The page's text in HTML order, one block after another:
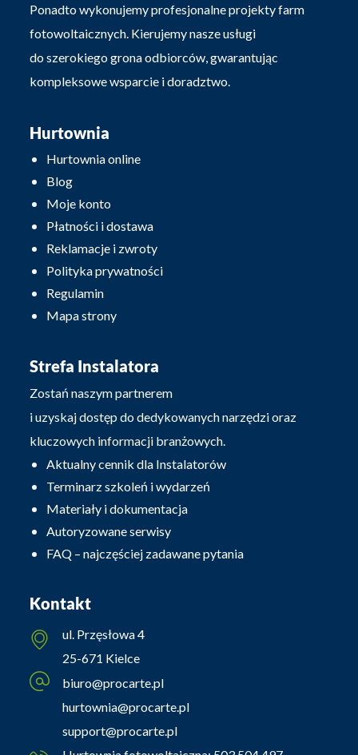
Ponadto wykonujemy profesjonalne projekty farm
fotowoltaicznych. Kierujemy nasze usługi
do szerokiego grona odbiorców, gwarantując
kompleksowe wsparcie i doradztwo.
Hurtownia
Hurtownia online
Blog
Moje konto
Płatności i dostawa
Reklamacje i zwroty
Polityka prywatności
Regulamin
Mapa strony
Strefa Instalatora
Zostań naszym partnerem
i uzyskaj dostęp do dedykowanych narzędzi oraz
kluczowych informacji branżowych.
Aktualny cennik dla Instalatorów
Terminarz szkoleń i wydarzeń
Materiały i dokumentacja
Autoryzowane serwisy
FAQ – najczęściej zadawane pytania
Kontakt
ul. Przęsłowa 4
25-671 Kielce
biuro@procarte.pl
hurtownia@procarte.pl
support@procarte.pl